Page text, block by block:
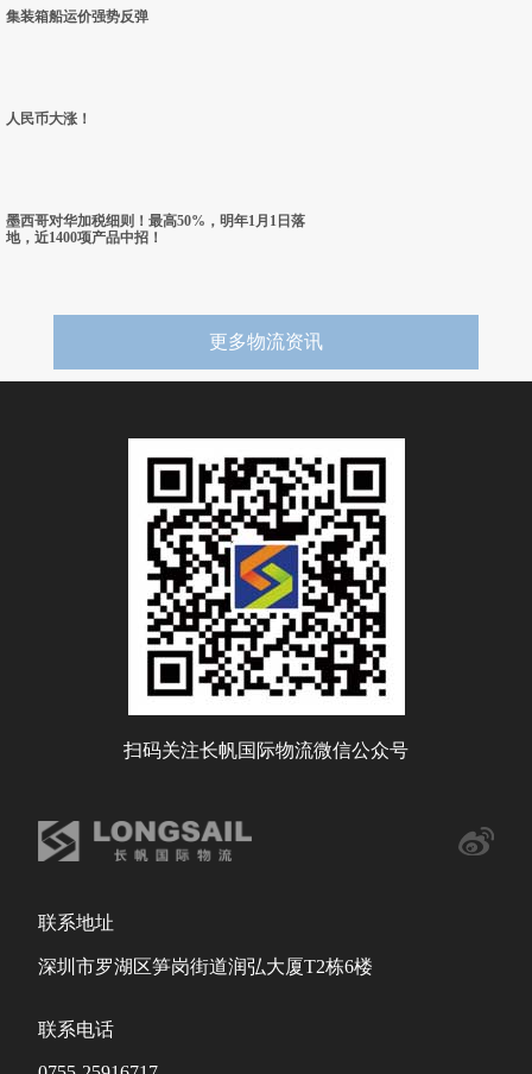
集装箱船运价强势反弹
人民币大涨！
墨西哥对华加税细则！最高50%，明年1月1日落
地，近1400项产品中招！
更多物流资讯
扫码关注长帆国际物流微信公众号
联系地址
深圳市罗湖区笋岗街道润弘大厦T2栋6楼
联系电话